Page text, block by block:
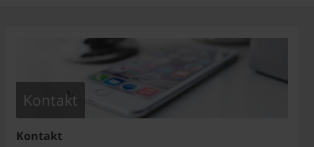
Kontakt
Kontakt